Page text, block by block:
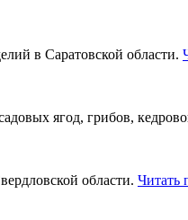
в Саратовской области.
ягод, грибов,
области. Читать